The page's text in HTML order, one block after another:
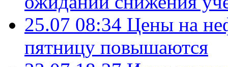
25.07 08:34 Цены на
пятницу повышаются